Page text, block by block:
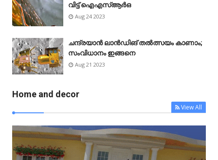
വിട്ട് ഐഎസ്ആർഒ
Aug 24 2023
ചന്ദ്രയാൻ ലാൻഡിങ് തൽത്സയം കാണാം;
സംവിധാനം ഇങ്ങനെ
Aug 21 2023
Home and decor
View All